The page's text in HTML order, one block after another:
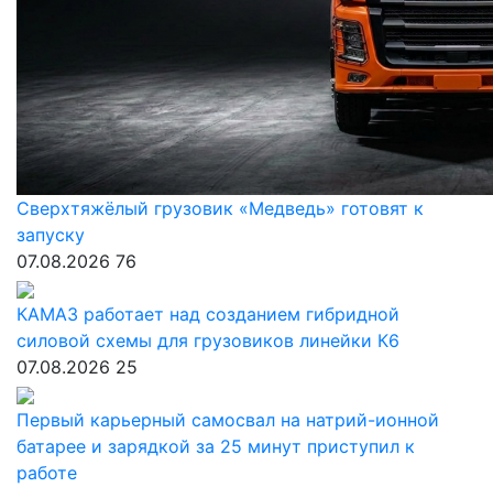
Сверхтяжёлый грузовик «Медведь» готовят к
запуску
07.08.2026 76
КАМАЗ работает над созданием гибридной
силовой схемы для грузовиков линейки К6
07.08.2026 25
Первый карьерный самосвал на натрий-ионной
батарее и зарядкой за 25 минут приступил к
работе